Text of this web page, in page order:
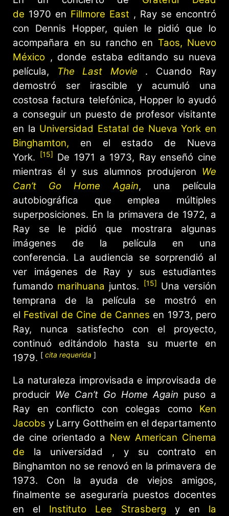
de 1970 en Fillmore East , Ray se encontró
con Dennis Hopper, quien le pidió que lo
acompañara en su rancho en Taos, Nuevo
México , donde estaba editando su nueva
película,
The Last Movie . Cuando Ray
demostró ser irascible y acumuló una
costosa factura telefónica, Hopper lo ayudó
a conseguir un puesto de profesor visitante
en la Universidad Estatal de Nueva York en
Binghamton, en el estado de Nueva
York.
[15] De 1971 a 1973, Ray enseñó cine
mientras él y sus alumnos produjeron We
Can’t Go Home Again, una película
autobiográfica que emplea múltiples
superposiciones. En la primavera de 1972, a
Ray se le pidió que mostrara algunas
imágenes de la película en una
conferencia. La audiencia se sorprendió al
ver imágenes de Ray y sus estudiantes
fumando marihuana juntos. [15] Una versión
temprana de la película se mostró en
el Festival de Cine de Cannes en 1973, pero
Ray, nunca satisfecho con el proyecto,
continuó editándolo hasta su muerte en
1979. [ cita requerida ]
La naturaleza improvisada e improvisada de
producir We Can’t Go Home Again puso a
Ray en conflicto con colegas como Ken
Jacobs y Larry Gottheim en el departamento
de cine orientado a New American Cinema
de la universidad , y su contrato en
Binghamton no se renovó en la primavera de
1973. Con la ayuda de viejos amigos,
finalmente se aseguraría puestos docentes
en el Instituto Lee Strasberg y en la